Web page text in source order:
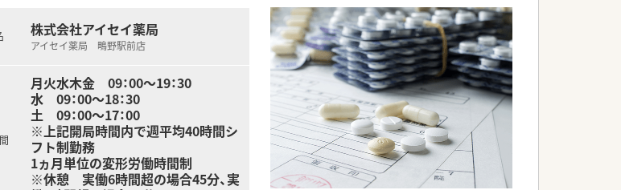
で、未経験・若手薬剤師さんも大歓迎！一からしっかりと指導していただける環境
れています。女性が多い環境ですが、皆さん明るく親しみやすい方ばかりで楽しく
おられ、面接にも同席されることが多い方です。気さくで話しやすい雰囲気の方な
て働けます！」と仰る方も多いです♪
いて業務にあたるような環境ですが、その分設備面も充実しています！監査機器や
もあり、謙虚で柔軟性のある方ことが特徴的です。
株式会社アイセイ薬局
アイセイ薬局 鴫野駅前店
月火水木金 09：00～19：30
水 09：00～18：30
土 09：00～17：00
※上記開局時間内で週平均40時間シ
フト制勤務
1ヵ月単位の変形労働時間制
※休憩 実働6時間超の場合45分、実